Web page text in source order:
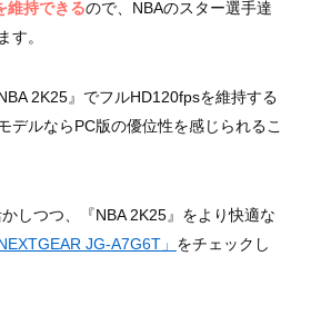
維持できるので、NBAのスター選手達
す。
2K25』でフルHD120fpsを維持する
デルならPC版の優位性を感じられるこ
しつつ、『NBA 2K25』をより快適な
NEXTGEAR JG-A7G6T」 をチェックし